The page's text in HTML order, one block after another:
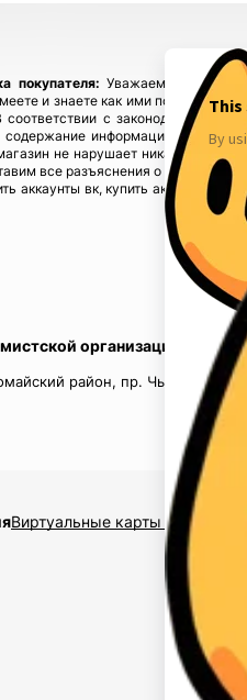
покупателя:Уважаемые
и знаете как ими
с
информации),
не нарушает никаких
все разъяснения о
аккаунты вк, купить аккаунты
организацией в
район, пр. Чынгыз
Виртуальные карты $2,5